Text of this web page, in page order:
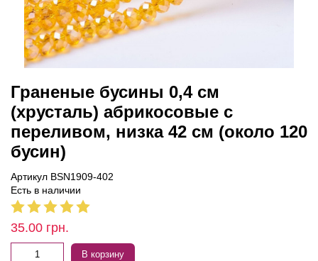
Граненые бусины 0,4 см
(хрусталь) абрикосовые с
переливом, низка 42 см (около 120
бусин)
Артикул BSN1909-402
Есть в наличии
35.00 грн.
В корзину